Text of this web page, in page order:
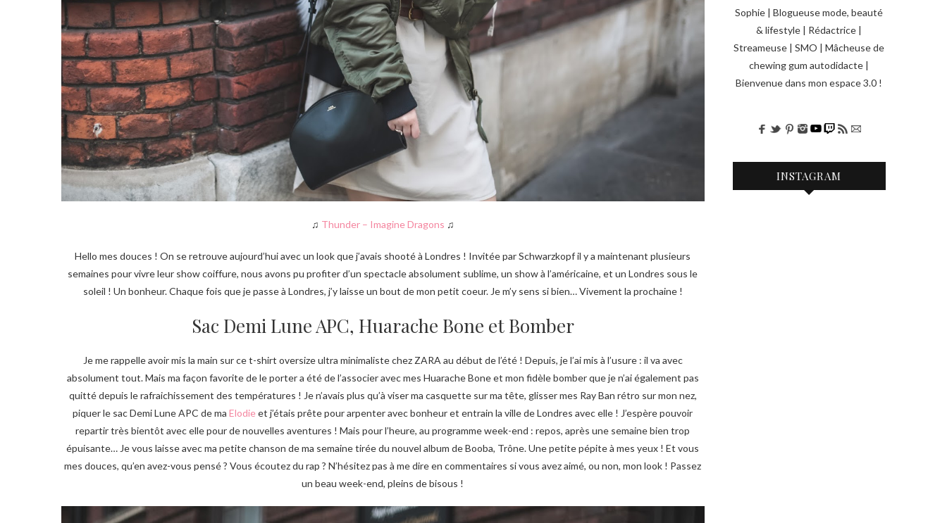
♫ Thunder – Imagine Dragons ♫
Hello mes douces ! On se retrouve aujourd’hui avec un look que j’avais shooté à Londres ! Invitée par Schwarzkopf il y a maintenant plusieurs
semaines pour vivre leur show coiffure, nous avons pu profiter d’un spectacle absolument sublime, un show à l’américaine, et un Londres sous le
soleil ! Un bonheur. Chaque fois que je passe à Londres, j’y laisse un bout de mon petit coeur. Je m’y sens si bien… Vivement la prochaine !
Sac Demi Lune APC, Huarache Bone et Bomber
Je me rappelle avoir mis la main sur ce t-shirt oversize ultra minimaliste chez ZARA au début de l’été ! Depuis, je l’ai mis à l’usure : il va avec
absolument tout. Mais ma façon favorite de le porter a été de l’associer avec mes Huarache Bone et mon fidèle bomber que je n’ai également pas
quitté depuis le rafraichissement des températures ! Je n’avais plus qu’à viser ma casquette sur ma tête, glisser mes Ray Ban rétro sur mon nez,
piquer le sac Demi Lune APC de maElodieet j’étais prête pour arpenter avec bonheur et entrain la ville de Londres avec elle ! J’espère pouvoir
repartir très bientôt avec elle pour de nouvelles aventures ! Mais pour l’heure, au programme week-end : repos, après une semaine bien trop
épuisante… Je vous laisse avec ma petite chanson de ma semaine tirée du nouvel album de Booba, Trône. Une petite pépite à mes yeux ! Et vous
mes douces, qu’en avez-vous pensé ? Vous écoutez du rap ? N’hésitez pas à me dire en commentaires si vous avez aimé, ou non, mon look ! Passez
un beau week-end, pleins de bisous !
Sophie | Blogueuse mode, beauté
& lifestyle | Rédactrice |
Streameuse | SMO | Mâcheuse de
chewing gum autodidacte |
Bienvenue dans mon espace 3.0 !
INSTAGRAM